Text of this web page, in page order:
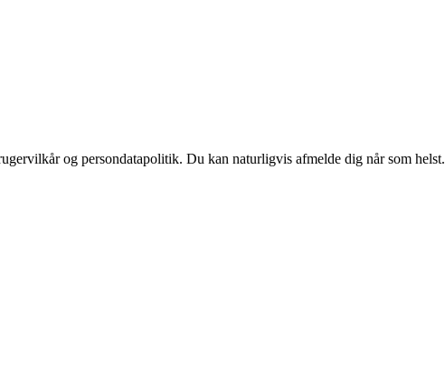
og persondatapolitik. Du kan naturligvis afmelde dig når som helst.